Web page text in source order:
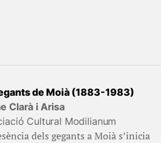
de Moià (1883-1983)
Clarà i Arisa
Cultural Modilianum
dels gegants a Moià s’inicia